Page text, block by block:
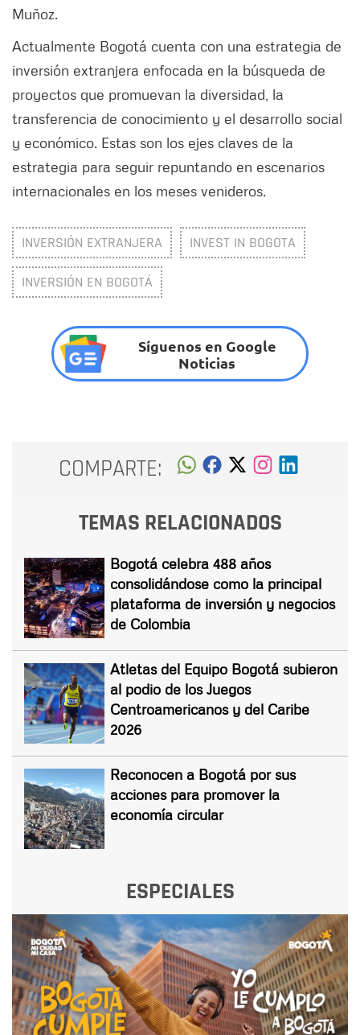
Muñoz.
Actualmente Bogotá cuenta con una estrategia de
inversión extranjera enfocada en la búsqueda de
proyectos que promuevan la diversidad, la
transferencia de conocimiento y el desarrollo social
y económico. Estas son los ejes claves de la
estrategia para seguir repuntando en escenarios
internacionales en los meses venideros.
INVERSIÓN EXTRANJERA INVEST IN BOGOTA
INVERSIÓN EN BOGOTÁ
Síguenos en Google
Noticias
COMPARTE:
TEMAS RELACIONADOS
Bogotá celebra 488 años
consolidándose como la principal
plataforma de inversión y negocios
de Colombia
Atletas del Equipo Bogotá subieron
al podio de los Juegos
Centroamericanos y del Caribe
2026
Reconocen a Bogotá por sus
acciones para promover la
economía circular
ESPECIALES